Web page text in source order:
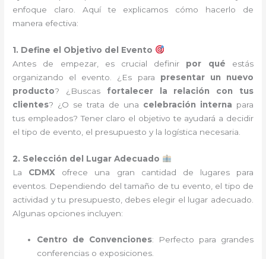
enfoque claro. Aquí te explicamos cómo hacerlo de
manera efectiva:
1. Define el Objetivo del Evento
Antes de empezar, es crucial definir por qué estás
organizando el evento. ¿Es para presentar un nuevo
producto? ¿Buscas fortalecer la relación con tus
clientes? ¿O se trata de una celebración interna para
tus empleados? Tener claro el objetivo te ayudará a decidir
el tipo de evento, el presupuesto y la logística necesaria.
2. Selección del Lugar Adecuado
La CDMX ofrece una gran cantidad de lugares para
eventos. Dependiendo del tamaño de tu evento, el tipo de
actividad y tu presupuesto, debes elegir el lugar adecuado.
Algunas opciones incluyen:
Centro de Convenciones: Perfecto para grandes
conferencias o exposiciones.